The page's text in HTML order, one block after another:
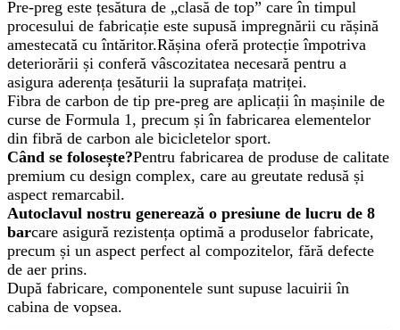
Pre-preg este țesătura de „clasă de top” care în timpul
procesului de fabricație este supusă impregnării cu rășină
amestecată cu întăritor.Rășina oferă protecție împotriva
deteriorării și conferă vâscozitatea necesară pentru a
asigura aderența țesăturii la suprafața matriței.
Fibra de carbon de tip pre-preg are aplicații în mașinile de
curse de Formula 1, precum și în fabricarea elementelor
din fibră de carbon ale bicicletelor sport.
Când se folosește?Pentru fabricarea de produse de calitate
premium cu design complex, care au greutate redusă și
aspect remarcabil.
Autoclavul nostru generează o presiune de lucru de 8
barcare asigură rezistența optimă a produselor fabricate,
precum și un aspect perfect al compozitelor, fără defecte
de aer prins.
După fabricare, componentele sunt supuse lacuirii în
cabina de vopsea.